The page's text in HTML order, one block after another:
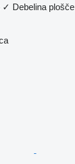
✓ Debelina plošče